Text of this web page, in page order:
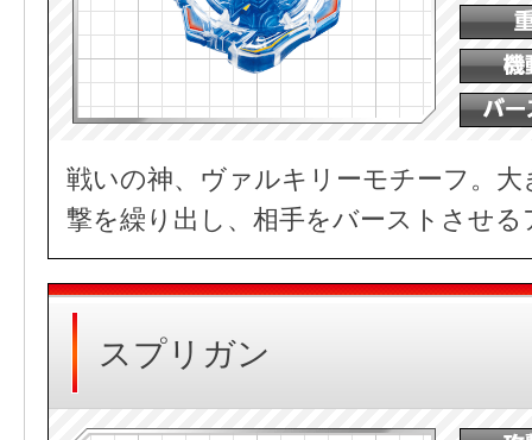
戦いの神、ヴァルキリーモチーフ。
撃を繰り出し、相手をバーストさせ
スプリガン